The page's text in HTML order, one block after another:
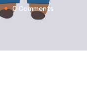
0 Comments